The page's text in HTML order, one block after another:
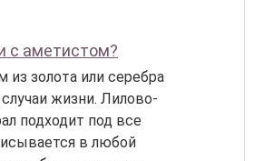
с аметистом?
из золота или серебра
жизни. Лилово-
подходит под все
в любой